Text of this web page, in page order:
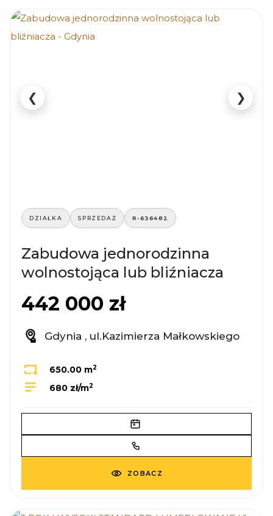
❮ ❯
DZIAŁKA SPRZEDAŻ R-636482
Zabudowa jednorodzinna
wolnostojąca lub bliźniacza
442 000 zł
Gdynia , ul.Kazimierza Małkowskiego
650.00 m2
680 zł/m2
ZOBACZ